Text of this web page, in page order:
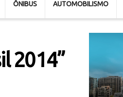
ÔNIBUS AUTOMOBILISMO
2014”